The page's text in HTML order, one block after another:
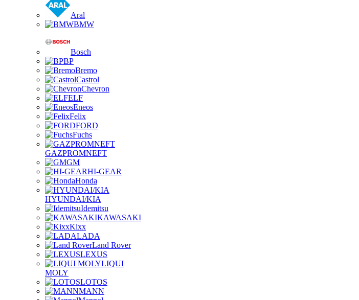
Aral
BMW
Bosch
BP
Bremo
Castrol
Chevron
ELF
Eneos
Felix
FORD
Fuchs
GAZPROMNEFT
GM
HI-GEAR
Honda
HYUNDAI/KIA
Idemitsu
KAWASAKI
Kixx
LADA
Land Rover
LEXUS
LIQUI
MOLY
LOTOS
MANN